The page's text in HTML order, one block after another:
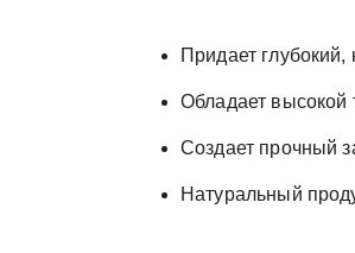
Придает
Обладает высокой
Создает прочный
Натуральный